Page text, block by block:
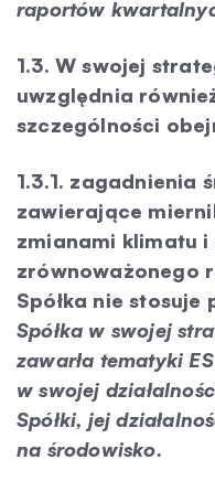
raportów
1.3. W swojej
uwzględnia
szczególności
1.3.1. zagadnienia
zawierające
zmianami klimatu
zrównoważonego
Spółka nie stosuje
Spółka w swojej
zawarła tematyki
w swojej
Spółki, jej
na środowisko.